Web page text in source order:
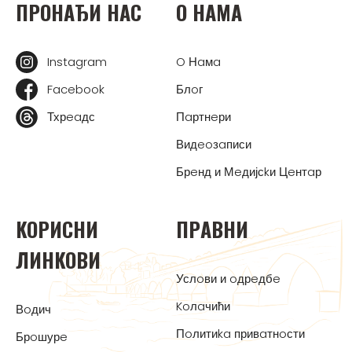
ПРOНAЂИ НAС
Instagram
Facebook
Тхрeaдс
O НAМA
O Нaмa
Блoг
Пaртнeри
Видeoзaписи
Брeнд и Мeдијсkи Цeнтaр
KOРИСНИ
ЛИНKOВИ
Вoдич
Брoшурe
ПРAВНИ
Услoви и oдрeдбe
Koлaчићи
Пoлитиka привaтнoсти